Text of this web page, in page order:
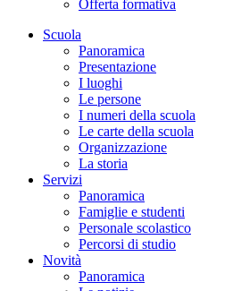
Offerta formativa
Scuola
Panoramica
Presentazione
I luoghi
Le persone
I numeri della scuola
Le carte della scuola
Organizzazione
La storia
Servizi
Panoramica
Famiglie e studenti
Personale scolastico
Percorsi di studio
Novità
Panoramica